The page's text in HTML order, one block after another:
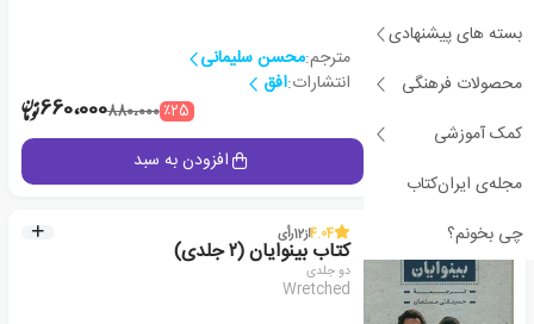
بسته های پیشنهادی
محصولات فرهنگی
کمک آموزشی
مجله‌ی ایران‌کتاب
چی بخونم؟
مترجم:محسن سلیمانی
انتشارات:افق
٪25880،000660،000
افزودن به سبد
4.04از12رأی
کتاب بینوایان (۲ جلدی)
دو جلدی
Wretched